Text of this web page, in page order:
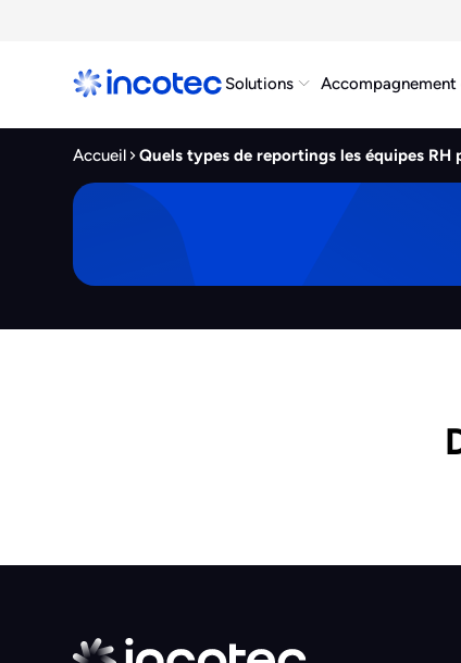
Solutions Accompagnement
Accueil Quels types de reportings les équipes